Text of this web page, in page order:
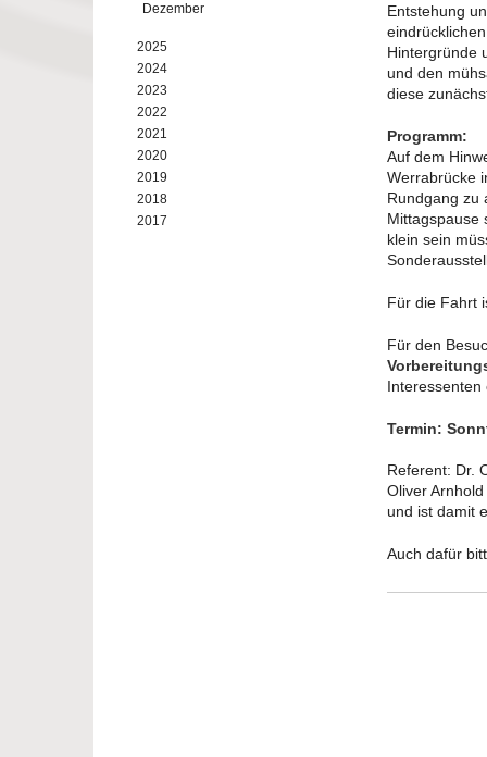
Dezember
2025
2024
2023
2022
2021
2020
2019
2018
2017
Entstehung
Hintergründe
und den
diese
Programm:
Auf dem
Werrabrücke
Rundgang zu
Mittagspause
klein sein
Für die Fahrt
Für den
Interessenten
Termin:
Referent: Dr.
Oliver
und ist damit
Auch dafür